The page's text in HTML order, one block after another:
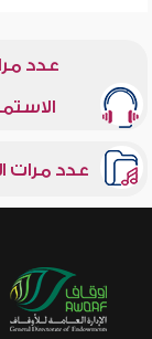
عدد
عدد مرات